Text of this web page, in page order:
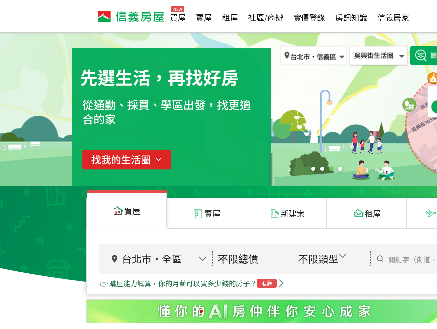
買屋 賣屋 租屋 社區/商辦 實價登錄 房訊知識 信義居家
買屋 賣屋 新建案 租屋
台北市 ・ 全區 不限總價 不限類型
👉 購屋能力試算，你的月薪可以買多少錢的房子？ 推薦